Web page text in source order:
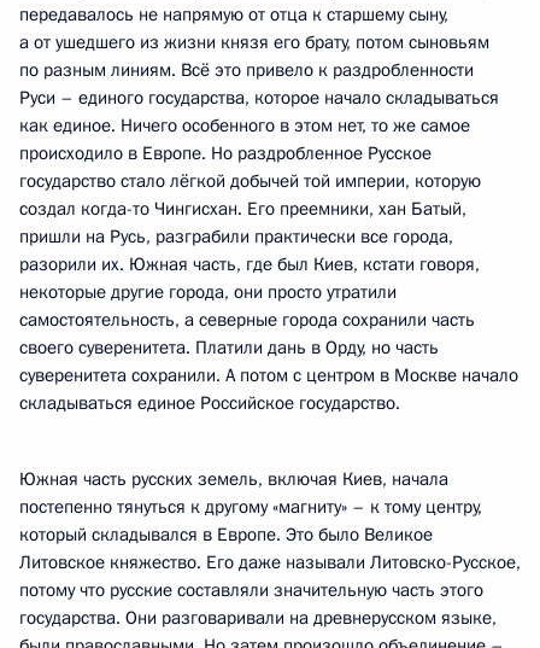
передавалось не напрямую от отца к старшему сыну,
а от ушедшего из жизни князя его брату, потом сыновьям
по разным линиям. Всё это привело к раздробленности
Руси – единого государства, которое начало складываться
как единое. Ничего особенного в этом нет, то же самое
происходило в Европе. Но раздробленное Русское
государство стало лёгкой добычей той империи, которую
создал когда-то Чингисхан. Его преемники, хан Батый,
пришли на Русь, разграбили практически все города,
разорили их. Южная часть, где был Киев, кстати говоря,
некоторые другие города, они просто утратили
самостоятельность, а северные города сохранили часть
своего суверенитета. Платили дань в Орду, но часть
суверенитета сохранили. А потом с центром в Москве начало
складываться единое Российское государство.
Южная часть русских земель, включая Киев, начала
постепенно тянуться к другому «магниту» – к тому центру,
который складывался в Европе. Это было Великое
Литовское княжество. Его даже называли Литовско-Русское,
потому что русские составляли значительную часть этого
государства. Они разговаривали на древнерусском языке,